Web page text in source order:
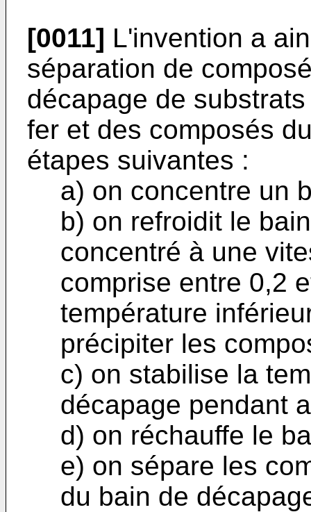
[0011] L'invention a
séparation de
décapage de
fer et des composés
étapes suivantes :
a) on concentre un
b) on refroidit le
concentré à une
comprise entre 0,2
température
précipiter les
c) on stabilise la
décapage pendant
d) on réchauffe le
e) on sépare les
du bain de